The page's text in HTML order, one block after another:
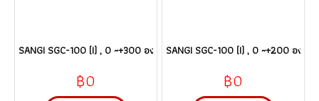
SANGI SGC-100 (I) , 0 ~+300 องศาซี เกจ์วัดอุณหภูมิ/คะปิลลารี่
฿0
SANGI SGC-100 (I) , 0 ~+200 องศ
฿0